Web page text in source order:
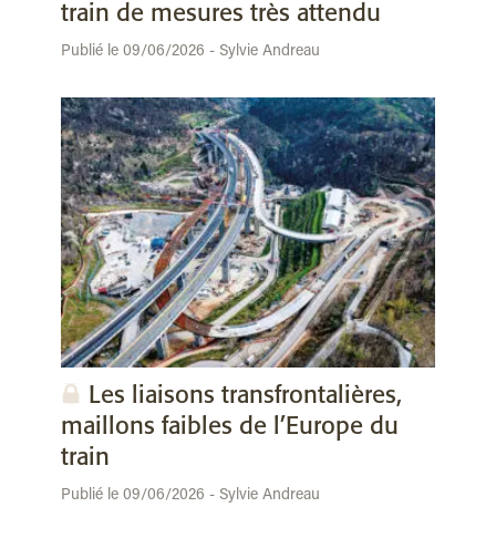
train de mesures très attendu
Publié le 09/06/2026 - Sylvie Andreau
Les liaisons transfrontalières,
maillons faibles de l’Europe du
train
Publié le 09/06/2026 - Sylvie Andreau